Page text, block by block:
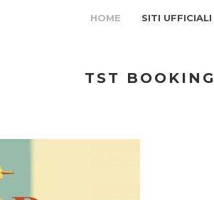
HOME SITI UFFICIALI
TST BOOKING